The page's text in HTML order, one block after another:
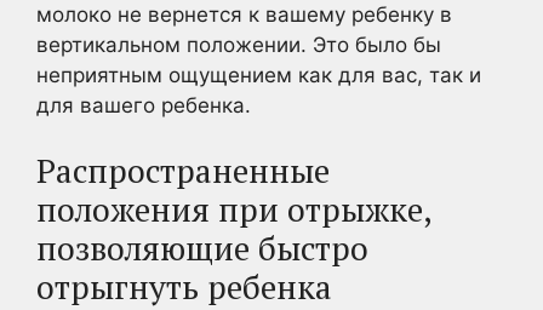
молоко не вернется к вашему ребенку в
вертикальном положении. Это было бы
неприятным ощущением как для вас, так и
для вашего ребенка.
Распространенные
положения при отрыжке,
позволяющие быстро
отрыгнуть ребенка